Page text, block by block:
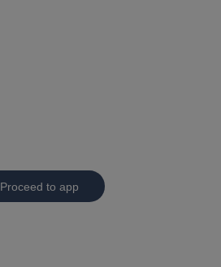
Proceed to app